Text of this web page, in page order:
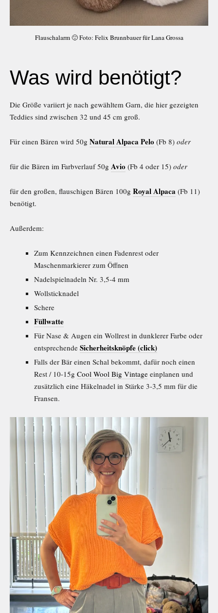
Flauschalarm 🙂 Foto: Felix Brunnbauer für Lana Grossa
Was wird benötigt?
Die Größe variiert je nach gewähltem Garn, die hier gezeigten
Teddies sind zwischen 32 und 45 cm groß.
Für einen Bären wird 50g Natural Alpaca Pelo (Fb 8) oder
für die Bären im Farbverlauf 50g Avio (Fb 4 oder 15) oder
für den großen, flauschigen Bären 100g Royal Alpaca (Fb 11)
benötigt.
Außerdem:
Zum Kennzeichnen einen Fadenrest oder
Maschenmarkierer zum Öffnen
Nadelspielnadeln Nr. 3,5-4 mm
Wollsticknadel
Schere
Füllwatte
Für Nase & Augen ein Wollrest in dunklerer Farbe oder
entsprechende Sicherheitsknöpfe(click)
Falls der Bär einen Schal bekommt, dafür noch einen
Rest / 10-15g Cool Wool Big Vintage einplanen und
zusätzlich eine Häkelnadel in Stärke 3-3,5 mm für die
Fransen.